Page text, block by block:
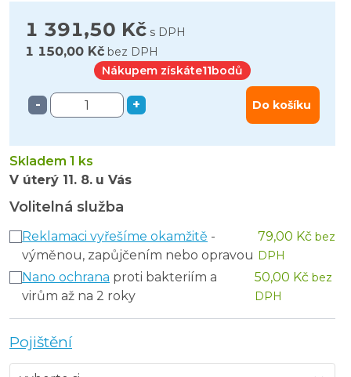
1 391,50 Kč s DPH
1 150,00 Kč bez DPH
Nákupem získáte11bodů
- + Do košíku
Skladem 1 ks
V úterý 11. 8. u Vás
Volitelná služba
Reklamaci vyřešíme okamžitě -
výměnou, zapůjčením nebo opravou
79,00 Kč bez
DPH
Nano ochrana proti bakteriím a
virům až na 2 roky
50,00 Kč bez
DPH
Pojištění